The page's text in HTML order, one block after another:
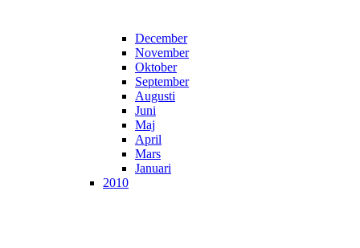
December
November
Oktober
September
Augusti
Juni
Maj
April
Mars
Januari
2010